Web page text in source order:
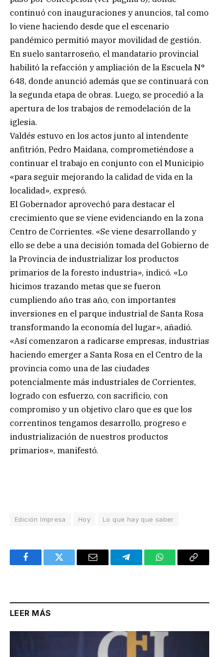
continuó con inauguraciones y anuncios, tal como
lo viene haciendo desde que el escenario
pandémico permitió mayor movilidad de gestión.
En suelo santarroseño, el mandatario provincial
habilitó la refacción y ampliación de la Escuela N°
648, donde anunció además que se continuará con
la segunda etapa de obras. Luego, se procedió a la
apertura de los trabajos de remodelación de la
iglesia.
Valdés estuvo en los actos junto al intendente
anfitrión, Pedro Maidana, comprometiéndose a
continuar el trabajo en conjunto con el Municipio
«para seguir mejorando la calidad de vida en la
localidad», expresó.
El Gobernador aprovechó para destacar el
crecimiento que se viene evidenciando en la zona
Centro de Corrientes. «Se viene desarrollando y
ello se debe a una decisión tomada del Gobierno de
la Provincia de industrializar los productos
primarios de la foresto industria», indicó. «Lo
hicimos trazando metas que se fueron
cumpliendo año tras año, con importantes
inversiones en el parque industrial de Santa Rosa
transformando la economía del lugar», añadió.
«Así comenzaron a radicarse empresas, industrias
haciendo emerger a Santa Rosa en el Centro de la
provincia como una de las ciudades
potencialmente más industriales de Corrientes,
logrado con esfuerzo, con sacrificio, con
compromiso y un objetivo claro que es que los
correntinos tengamos desarrollo, progreso e
industrialización de nuestros productos
primarios», manifestó.
Edición Impresa Hoy Lo que hay que saber
FacebookTwitter Email TelegramWhatsAppCopy
LEER MÁS